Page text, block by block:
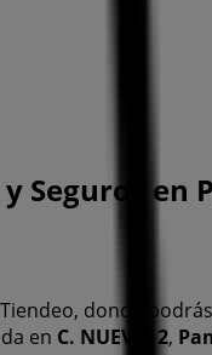
Seguros en
donde
en C. NUEVA, 2,